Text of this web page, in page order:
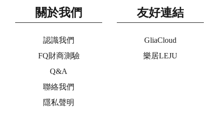
關於我們
認識我們
FQ財商測驗
Q&A
聯絡我們
隱私聲明
友好連結
GliaCloud
樂居LEJU